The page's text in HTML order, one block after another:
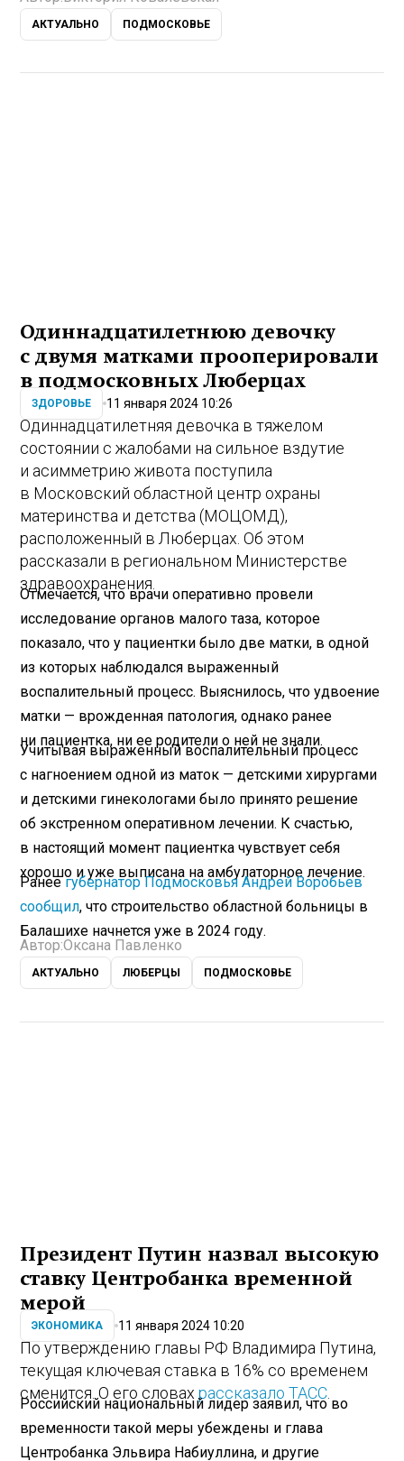
АКТУАЛЬНО ПОДМОСКОВЬЕ
Одиннадцатилетнюю девочку
с двумя матками прооперировали
в подмосковных Люберцах
ЗДОРОВЬЕ 11 января 2024 10:26
Одиннадцатилетняя девочка в тяжелом
состоянии с жалобами на сильное вздутие
и асимметрию живота поступила
в Московский областной центр охраны
материнства и детства (МОЦОМД),
расположенный в Люберцах. Об этом
рассказали в региональном Министерстве
здравоохранения.
Отмечается, что врачи оперативно провели
исследование органов малого таза, которое
показало, что у пациентки было две матки, в одной
из которых наблюдался выраженный
воспалительный процесс. Выяснилось, что удвоение
матки — врожденная патология, однако ранее
ни пациентка, ни ее родители о ней не знали.
Учитывая выраженный воспалительный процесс
с нагноением одной из маток — детскими хирургами
и детскими гинекологами было принято решение
об экстренном оперативном лечении. К счастью,
в настоящий момент пациентка чувствует себя
хорошо и уже выписана на амбулаторное лечение.
Ранеегубернатор Подмосковья Андрей Воробьев
сообщил, что строительство областной больницы в
Балашихе начнется уже в 2024 году.
Автор:Оксана Павленко
АКТУАЛЬНО ЛЮБЕРЦЫ ПОДМОСКОВЬЕ
Президент Путин назвал высокую
ставку Центробанка временной
мерой
ЭКОНОМИКА 11 января 2024 10:20
По утверждению главы РФ Владимира Путина,
текущая ключевая ставка в 16% со временем
сменится. О его словахрассказало ТАСС
Российский национальный лидер заявил, что во
временности такой меры убеждены и глава
Центробанка Эльвира Набиуллина, и другие